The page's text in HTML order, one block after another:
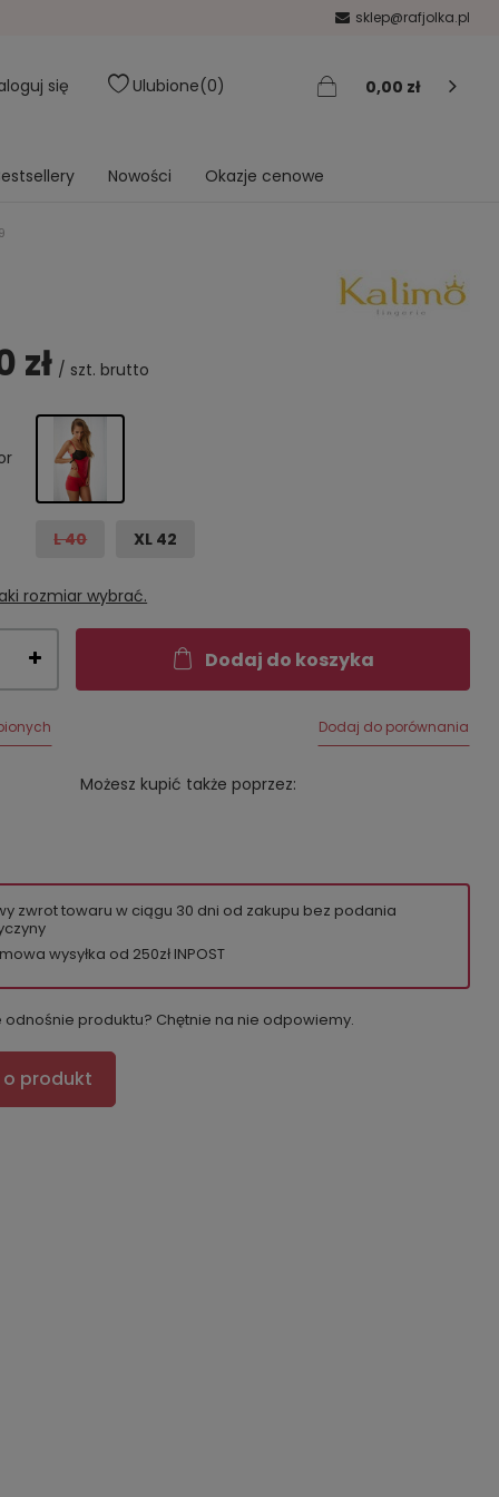
sklep@rafjolka.pl
się Ulubione 0 0,00 zł
Nowości Okazje cenowe
zł / szt. brutto
L 40 XL 42
rozmiar wybrać.
Dodaj do koszyka
Dodaj do porównania
Możesz kupić także poprzez:
zwrot towaru w ciągu 30 dni od zakupu bez podania
wysyłka od 250zł INPOST
odnośnie produktu? Chętnie na nie odpowiemy.
produkt